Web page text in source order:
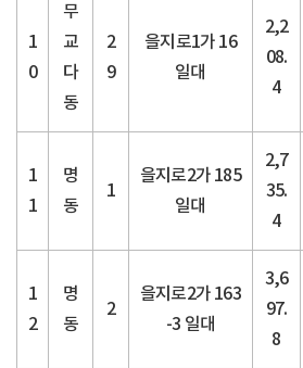
1
0
무
교
다
동
2
9
을지로1가 16
일대
2,2
08.
4
1
1
명
동
1
을지로2가 185
일대
2,7
35.
4
1
2
명
동
2
을지로2가 163
-3 일대
3,6
97.
8